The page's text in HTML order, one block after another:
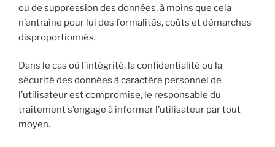
ou de suppression des données, à moins que cela
n’entraîne pour lui des formalités, coûts et démarches
disproportionnés.
Dans le cas où l’intégrité, la confidentialité ou la
sécurité des données à caractère personnel de
l’utilisateur est compromise, le responsable du
traitement s’engage à informer l’utilisateur par tout
moyen.